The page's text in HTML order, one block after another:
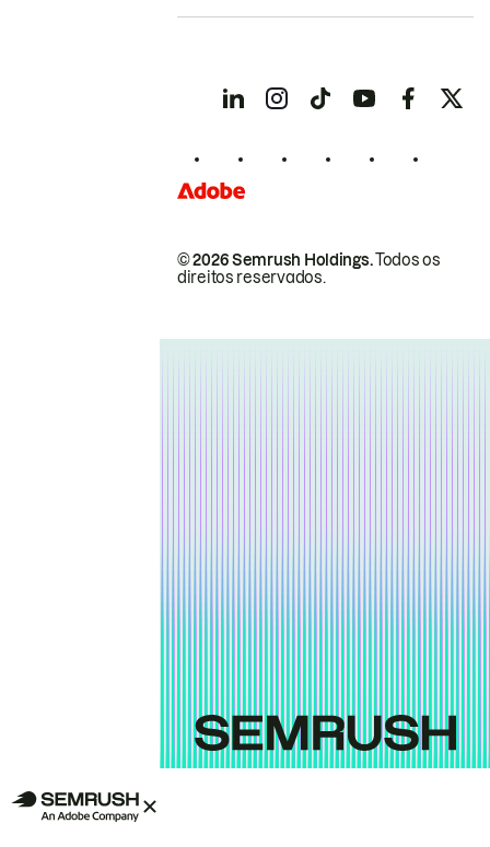
© 2026 Semrush Holdings.Todos os
direitos reservados.